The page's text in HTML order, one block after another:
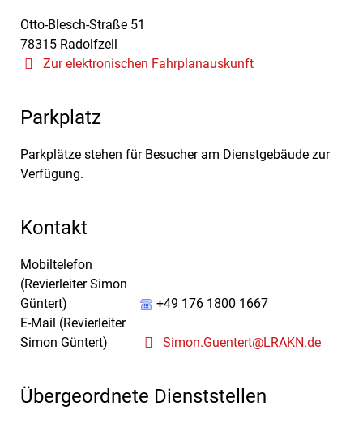
Otto-Blesch-Straße 51
78315 Radolfzell
Zur elektronischen Fahrplanauskunft
Parkplatz
Parkplätze stehen für Besucher am Dienstgebäude zur
Verfügung.
Kontakt
Mobiltelefon
(Revierleiter Simon
Güntert)
+49 176 1800 1667
E-Mail (Revierleiter
Simon Güntert)
Simon.Guentert@LRAKN.de
Übergeordnete Dienststellen